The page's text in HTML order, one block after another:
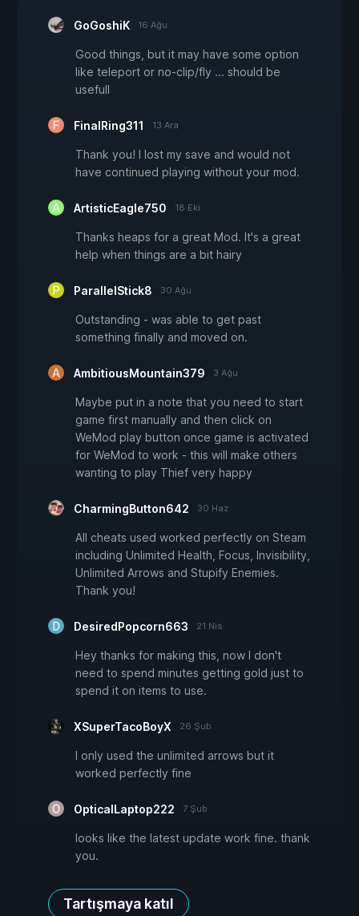
GoGoshiK 16 Ağu
Good things, but it may have some option
like teleport or no-clip/fly ... should be
usefull
FinalRing311 13 Ara
Thank you! I lost my save and would not
have continued playing without your mod.
ArtisticEagle750 18 Eki
Thanks heaps for a great Mod. It's a great
help when things are a bit hairy
ParallelStick8 30 Ağu
Outstanding - was able to get past
something finally and moved on.
AmbitiousMountain379 3 Ağu
Maybe put in a note that you need to start
game first manually and then click on
WeMod play button once game is activated
for WeMod to work - this will make others
wanting to play Thief very happy
CharmingButton642 30 Haz
All cheats used worked perfectly on Steam
including Unlimited Health, Focus, Invisibility,
Unlimited Arrows and Stupify Enemies.
Thank you!
DesiredPopcorn663 21 Nis
Hey thanks for making this, now I don't
need to spend minutes getting gold just to
spend it on items to use.
XSuperTacoBoyX 26 Şub
I only used the unlimited arrows but it
worked perfectly fine
OpticalLaptop222 7 Şub
looks like the latest update work fine. thank
you.
Tartışmaya katıl